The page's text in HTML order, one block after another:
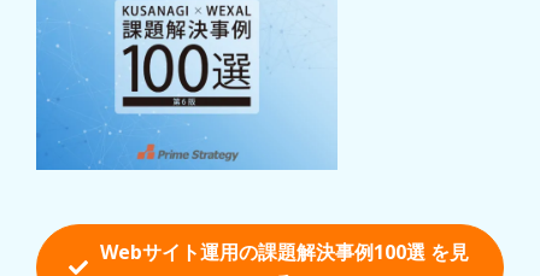
Webサイト運用の課題解決事例100選 を見